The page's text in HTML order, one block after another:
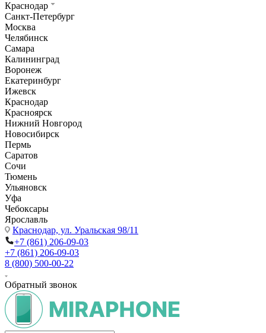
Краснодар
Санкт-Петербург
Москва
Челябинск
Самара
Калининград
Воронеж
Екатеринбург
Ижевск
Краснодар
Красноярск
Нижний Новгород
Новосибирск
Пермь
Саратов
Сочи
Тюмень
Ульяновск
Уфа
Чебоксары
Ярославль
Краснодар, ул. Уральская 98/11
+7 (861) 206-09-03
+7 (861) 206-09-03
8 (800) 500-00-22
Обратный звонок